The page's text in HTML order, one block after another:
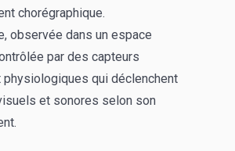
chorégraphique.
observée dans un espace
par des capteurs
qui déclenchent
et sonores selon son